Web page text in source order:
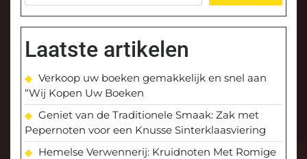
Laatste artikelen
Verkoop uw boeken gemakkelijk en snel aan
“Wij Kopen Uw Boeken
Geniet van de Traditionele Smaak: Zak met
Pepernoten voor een Knusse Sinterklaasviering
Hemelse Verwennerij: Kruidnoten Met Romige